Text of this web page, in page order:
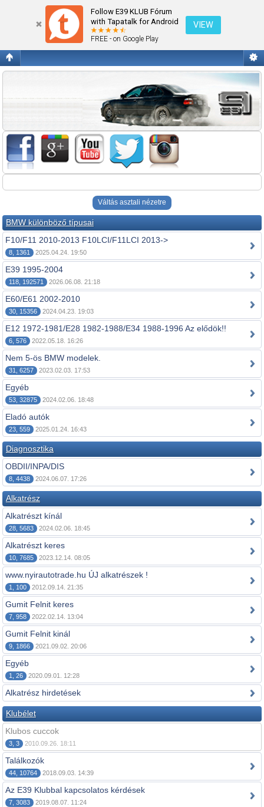
Follow E39 KLUB Fórum
with Tapatalk for Android
FREE - on Google Play
VIEW
Fórum kezdőlap megtekintése
Váltás asztali nézetre
BMW különböző típusai
F10/F11 2010-2013 F10LCI/F11LCI 2013->
8, 1361 2025.04.24. 19:50
E39 1995-2004
118, 192571 2026.06.08. 21:18
E60/E61 2002-2010
30, 15356 2024.04.23. 19:03
E12 1972-1981/E28 1982-1988/E34 1988-1996 Az elődök!!
6, 576 2022.05.18. 16:26
Nem 5-ös BMW modelek.
31, 6257 2023.02.03. 17:53
Egyéb
53, 32875 2024.02.06. 18:48
Eladó autók
23, 559 2025.01.24. 16:43
Diagnosztika
OBDII/INPA/DIS
8, 4438 2024.06.07. 17:26
Alkatrész
Alkatrészt kínál
28, 5683 2024.02.06. 18:45
Alkatrészt keres
10, 7685 2023.12.14. 08:05
www.nyirautotrade.hu ÚJ alkatrészek !
1, 100 2012.09.14. 21:35
Gumit Felnit keres
7, 958 2022.02.14. 13:04
Gumit Felnit kinál
9, 1866 2021.09.02. 20:06
Egyéb
1, 26 2020.09.01. 12:28
Alkatrész hirdetések
Klubélet
Klubos cuccok
3, 3 2010.09.26. 18:11
Találkozók
44, 10764 2018.09.03. 14:39
Az E39 Klubbal kapcsolatos kérdések
7, 3083 2019.08.07. 11:24